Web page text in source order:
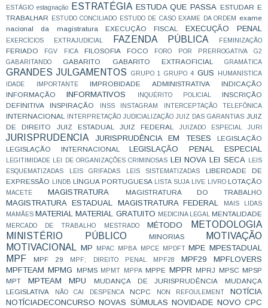
ESTÁGIO estagnação ESTRATÉGIA ESTUDA QUE PASSA ESTUDAR E
TRABALHAR
ESTUDO CONCILIADO ESTUDO DE CASO EXAME DA ORDEM
exame
nacional da magistratura
EXECUÇÃO FISCAL EXECUÇÃO PENAL
EXERCÍCIOS EXTRAJUDICIAL FAZENDA PÚBLICA FEMINIZAÇÃO
FERIADO FGV FICA FILOSOFIA FOCO FORO POR PRERROGATIVA
G2
GABARITANDO
GABARITO GABARITO EXTRAOFICIAL GRAMÁTICA
GRANDES JULGAMENTOS GRUPO 1 GRUPO 4 GUS
HUMANÍSTICA
IDADE
IMPORTANTE IMPROBIDADE ADMINISTRATIVA
INDICAÇÃO
INFORMAÇÃO
INFORMATIVOS INQUÉRITO POLICIAL
INSCRIÇÃO
DEFINITIVA
INSPIRAÇÃO INSS INSTAGRAM INTERCEPTAÇÃO TELEFÔNICA
INTERNACIONAL INTERPRETAÇÃO JUDICIALIZAÇÃO JUIZ DAS GARANTIAS JUIZ
DE DIREITO
JUIZ ESTADUAL JUIZ FEDERAL JUIZADO ESPECIAL JURI
JURISPRUDENCIA JURISPRUDÊNCIA EM TESES
LEGISLAÇÃO
LEGISLAÇÃO INTERNACIONAL
LEGISLAÇÃO PENAL ESPECIAL
LEGITIMIDADE LEI DE ORGANIZAÇÕES CRIMINOSAS LEI NOVA LEI SECA
LEIS
ESQUEMATIZADAS
LEIS GRIFADAS LEIS SISTEMATIZADAS
LIBERDADE DE
EXPRESSÃO
LINDB LÍNGUA PORTUGUESA LISTA SUJA LIVE LIVRO LOTAÇÃO
MACETE MAGISTRATURA MAGISTRATURA DO TRABALHO
MAGISTRATURA ESTADUAL MAGISTRATURA FEDERAL
MAIS LIDAS
MAMÃES MATERIAL MATERIAL GRATUITO MEDICINA LEGAL MENTALIDADE
MERCADO DE TRABALHO MESTRADO MÉTODO
METODOLOGIA
MINISTÉRIO PÚBLICO
MINORIAS
MOTIVAÇÃO
MOTIVACIONAL
MP MPAC MPBA MPCE MPDFT MPE MPESTADUAL
MPF MPF 29 MPF; DIREITO PENAL MPF28 MPF29
MPFLOVERS
MPFTEAM MPMG MPMS MPMT MPPA MPPE MPPR MPRJ MPSC MPSP
MPT
MPTEAM MPU MUDANÇA DE JURISPRUDÊNCIA
MUDANÇA
LEGISLATIVA
NÃO CAI DESPENCA NCPC NON REFOULEMENT
NOTÍCIA
NOTÍCIADECONCURSO NOVAS SÚMULAS NOVIDADE NOVO CPC